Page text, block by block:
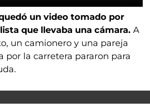
un video tomado por
que llevaba una cámara. A
un camionero y una pareja
por la carretera pararon para